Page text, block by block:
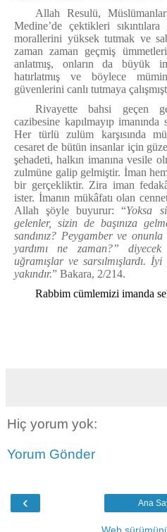
Allah Resulü,
Medine’de çektikleri
morallerini yüksek tutmak ve
zaman zaman geçmiş
anlatmış, onların da büyük
hatırlatmış ve böylece
güvenlerini canlı tutmaya
Rivayette bahsi geçen
cazibesine kapılmayıp
Her türlü zulüm karşısında
cesaret de bütün insanlar için
şehadeti, halkın imanına vesile
zulmüne galip gelmiştir. İman
bir gerçekliktir. Zira iman
ister. İmanın mükâfatı olan
Allah şöyle buyurur:“Yoksa
gelenler, sizin de başınıza
sandınız? Peygamber ve
yardımı ne zaman?”
uğramışlar ve sarsılmışlardı.
yakındır.” Bakara, 2/214.
Rabbim cümlemizi imanda
Hiç yorum yok:
Yorum Gönder
‹ Ana
Web